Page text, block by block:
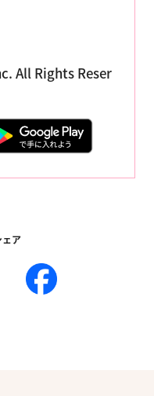
All Rights Reser
ェア